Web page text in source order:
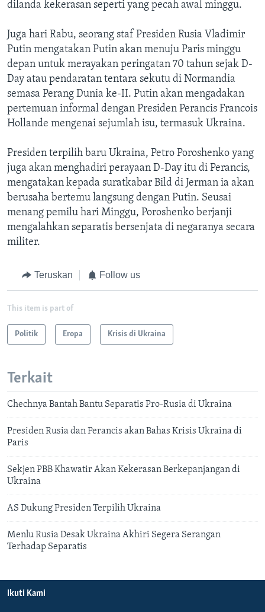
dilanda kekerasan seperti yang pecah awal minggu.
Juga hari Rabu, seorang staf Presiden Rusia Vladimir
Putin mengatakan Putin akan menuju Paris minggu
depan untuk merayakan peringatan 70 tahun sejak D-
Day atau pendaratan tentara sekutu di Normandia
semasa Perang Dunia ke-II. Putin akan mengadakan
pertemuan informal dengan Presiden Perancis Francois
Hollande mengenai sejumlah isu, termasuk Ukraina.
Presiden terpilih baru Ukraina, Petro Poroshenko yang
juga akan menghadiri perayaan D-Day itu di Perancis,
mengatakan kepada suratkabar Bild di Jerman ia akan
berusaha bertemu langsung dengan Putin. Seusai
menang pemilu hari Minggu, Poroshenko berjanji
mengalahkan separatis bersenjata di negaranya secara
militer.
Teruskan Follow us
This item is part of
Politik Eropa Krisis di Ukraina
Terkait
Chechnya Bantah Bantu Separatis Pro-Rusia di Ukraina
Presiden Rusia dan Perancis akan Bahas Krisis Ukraina di
Paris
Sekjen PBB Khawatir Akan Kekerasan Berkepanjangan di
Ukraina
AS Dukung Presiden Terpilih Ukraina
Menlu Rusia Desak Ukraina Akhiri Segera Serangan
Terhadap Separatis
Ikuti Kami